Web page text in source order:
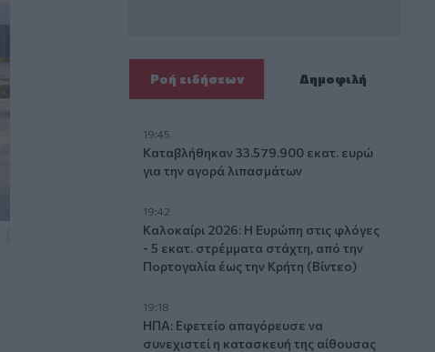
Ροή ειδήσεων Δημοφιλή
19:45
Καταβλήθηκαν 33.579.900 εκατ. ευρώ
για την αγορά λιπασμάτων
19:42
Καλοκαίρι 2026: Η Ευρώπη στις φλόγες
- 5 εκατ. στρέμματα στάχτη, από την
Πορτογαλία έως την Κρήτη (Βίντεο)
19:18
ΗΠΑ: Εφετείο απαγόρευσε να
συνεχιστεί η κατασκευή της αίθουσας